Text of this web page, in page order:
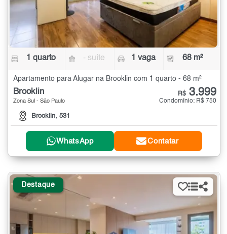
1 quarto - suíte 1 vaga 68 m²
Apartamento para Alugar na Brooklin com 1 quarto - 68 m²
Brooklin
Zona Sul - São Paulo
Brooklin, 531
R$ 3.999
Condomínio: R$ 750
WhatsApp Contatar
Destaque